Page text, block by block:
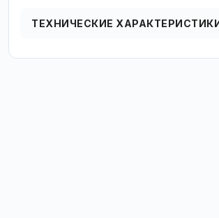
ТЕХНИЧЕСКИЕ
Кол в упаковке